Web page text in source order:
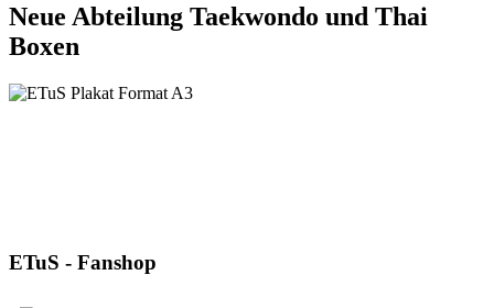
Neue Abteilung Taekwondo und Thai
Boxen
ETuS - Fanshop